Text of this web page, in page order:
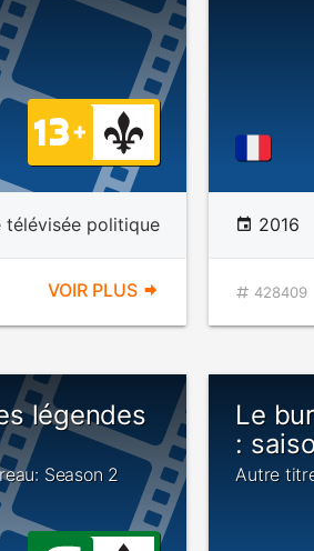
télévisée politique
VOIR PLUS
2016
428409
légendes
Season 2
Le
:
Autre